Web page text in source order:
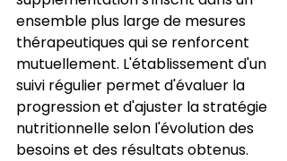
ensemble plus large de mesures
thérapeutiques qui se renforcent
mutuellement. L'établissement d'un
suivi régulier permet d'évaluer la
progression et d'ajuster la stratégie
nutritionnelle selon l'évolution des
besoins et des résultats obtenus.